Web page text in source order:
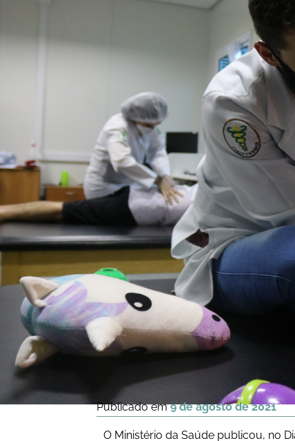
Publicado em9 de agosto de 2021
O Ministério da Saúde publicou, no